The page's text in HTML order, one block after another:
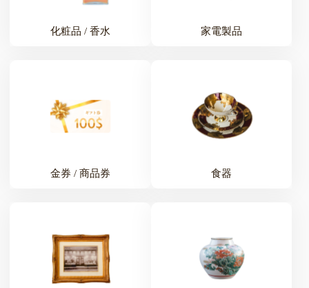
化粧品 / 香水 家電製品
金券 / 商品券 食器